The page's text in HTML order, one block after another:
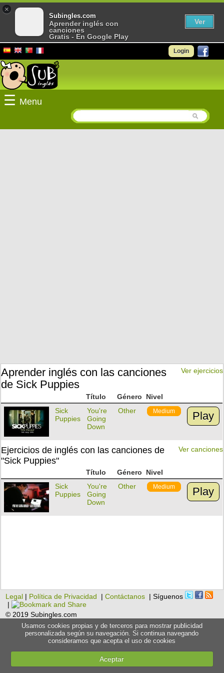
Login
☰ Menu
Ver ejercicios
Aprender inglés con las canciones
de Sick Puppies
Título Género
Nivel
Sick
Puppies
You're
Going
Down
Other Medium Play
Ver canciones
Ejercicios de inglés con las canciones de
"Sick Puppies"
Título Género
Nivel
Sick
Puppies
You're
Going
Down
Other Medium Play
Legal | Política de Privacidad |Contáctanos | Síguenos
|
© 2019 Subingles.com
Usamos cookies propias y de terceros para mostrar publicidad
personalizada según su navegación. Si continua navegando
consideramos que acepta el uso de cookies
Aceptar
×
Subingles.com
Aprender inglés con
canciones
Gratis - En Google Play
Ver